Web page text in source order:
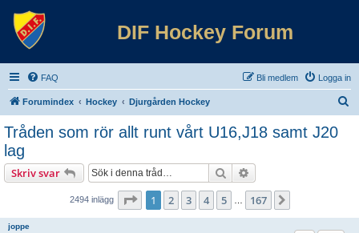
DIF Hockey Forum
FAQ Logga in
Bli medlem
Forumindex Hockey Djurgården Hockey
Tråden som rör allt runt vårt U16,J18 samt J20
lag
Skriv svar Sök
2494 inlägg Sida av 167
1 2 3 4 5 167
joppe